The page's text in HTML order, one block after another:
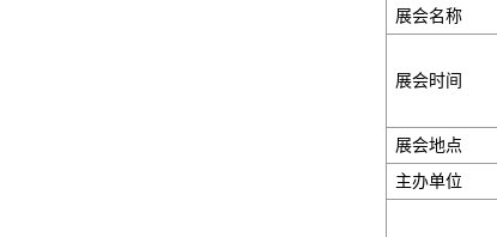
展会名称
展会时间
展会地点
主办单位